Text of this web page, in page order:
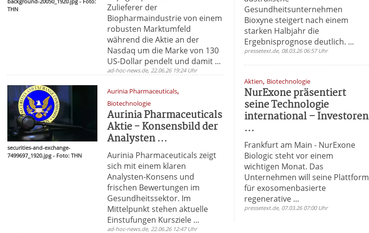
THN
Zulieferer der
Biopharmaindustrie von einem
robusten Marktumfeld
während die Aktie an der
Nasdaq um die Marke von 130
US-Dollar pendelt und damit ...
ad-hoc-news.de, 22.06.26 19:24 Uhr
securities-and-exchange-
7499697_1920.jpg - Foto: THN
Aurinia Pharmaceuticals,
Biotechnologie
Aurinia Pharmaceuticals
Aktie - Konsensbild der
Analysten ...
Aurinia Pharmaceuticals zeigt
sich mit einem klaren
Analysten-Konsens und
frischen Bewertungen im
Gesundheitssektor. Im
Mittelpunkt stehen aktuelle
Einstufungen Kursziele ...
ad-hoc-news.de, 22.06.26 12:47 Uhr
Gesundheitsunternehmen
Bioxyne steigert nach einem
starken Halbjahr die
Ergebnisprognose deutlich. ...
pressetext.de, 08.03.26 06:57 Uhr
Aktien, Biotechnologie
NurExone präsentiert
seine Technologie
international – Investoren
...
Frankfurt am Main - NurExone
Biologic steht vor einem
wichtigen Monat. Das
Unternehmen will seine Plattform
für exosomenbasierte
regenerative ...
pressetext.de, 07.03.26 07:00 Uhr